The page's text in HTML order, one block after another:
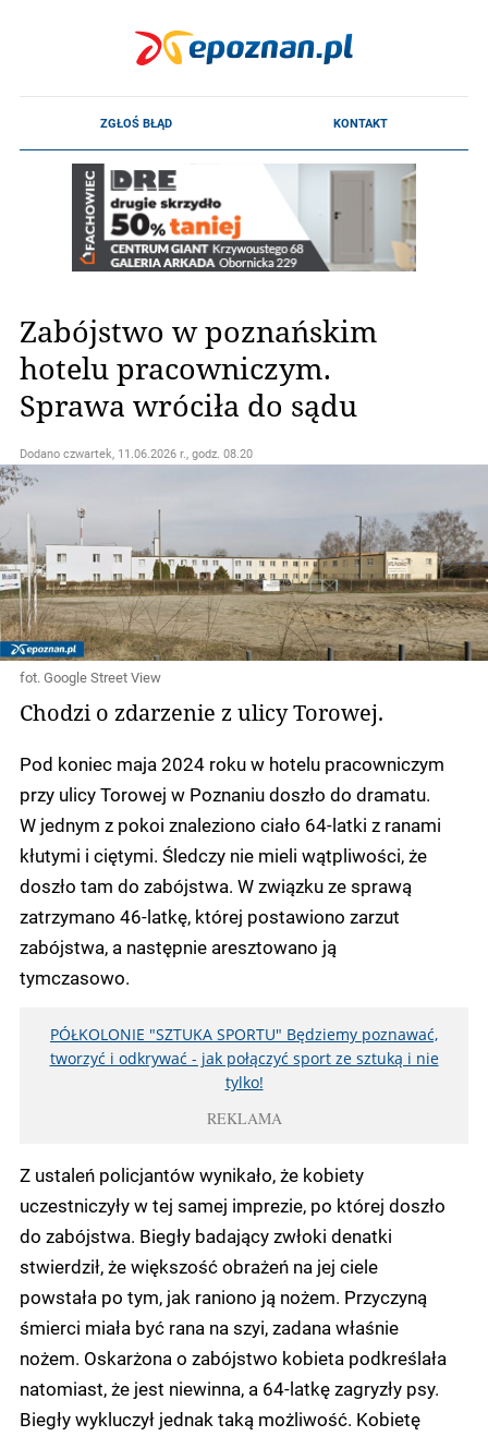
Zabójstwo w poznańskim
hotelu pracowniczym.
Sprawa wróciła do sądu
Dodano czwartek, 11.06.2026 r., godz. 08.20
fot. Google Street View
Chodzi o zdarzenie z ulicy Torowej.
Pod koniec maja 2024 roku w hotelu pracowniczym
przy ulicy Torowej w Poznaniu doszło do dramatu.
W jednym z pokoi znaleziono ciało 64-latki z ranami
kłutymi i ciętymi. Śledczy nie mieli wątpliwości, że
doszło tam do zabójstwa. W związku ze sprawą
zatrzymano 46-latkę, której postawiono zarzut
zabójstwa, a następnie aresztowano ją
tymczasowo.
PÓŁKOLONIE "SZTUKA SPORTU" Będziemy poznawać,
tworzyć i odkrywać - jak połączyć sport ze sztuką i nie
tylko!
REKLAMA
Z ustaleń policjantów wynikało, że kobiety
uczestniczyły w tej samej imprezie, po której doszło
do zabójstwa. Biegły badający zwłoki denatki
stwierdził, że większość obrażeń na jej ciele
powstała po tym, jak raniono ją nożem. Przyczyną
śmierci miała być rana na szyi, zadana właśnie
nożem. Oskarżona o zabójstwo kobieta podkreślała
natomiast, że jest niewinna, a 64-latkę zagryzły psy.
Biegły wykluczył jednak taką możliwość. Kobietę